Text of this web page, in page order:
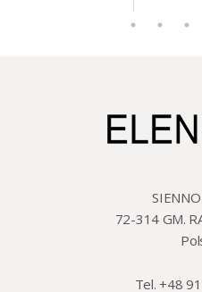
72-314 GM.
Tel. +48